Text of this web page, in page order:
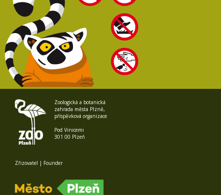
Zoologická a botanická
zahrada města Plzně,
příspěvková organizace
Pod Vinicemi
301 00 Plzeň
Zřizovatel | Founder